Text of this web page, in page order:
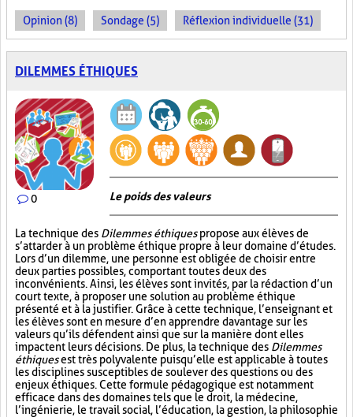
Opinion (8) Sondage (5) Réflexion individuelle (31)
DILEMMES ÉTHIQUES
0 Le poids des valeurs
La technique des Dilemmes éthiquespropose aux élèves de
s’attarder à un problème éthique propre à leur domaine d’études.
Lors d’un dilemme, une personne est obligée de choisir entre
deux parties possibles, comportant toutes deux des
inconvénients. Ainsi, les élèves sont invités, par la rédaction d’un
court texte, à proposer une solution au problème éthique
présenté et à la justifier. Grâce à cette technique, l’enseignant et
les élèves sont en mesure d’en apprendre davantage sur les
valeurs qu’ils défendent ainsi que sur la manière dont elles
impactent leurs décisions. De plus, la technique des Dilemmes
éthiquesest très polyvalente puisqu’elle est applicable à toutes
les disciplines susceptibles de soulever des questions ou des
enjeux éthiques. Cette formule pédagogique est notamment
efficace dans des domaines tels que le droit, la médecine,
l’ingénierie, le travail social, l’éducation, la gestion, la philosophie